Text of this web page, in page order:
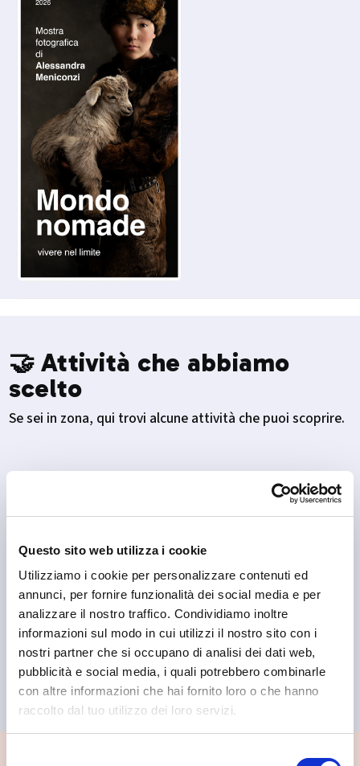
Questo sito web utilizza i cookie
Utilizziamo i cookie per personalizzare contenuti ed
annunci, per fornire funzionalità dei social media e per
analizzare il nostro traffico. Condividiamo inoltre
informazioni sul modo in cui utilizzi il nostro sito con i
nostri partner che si occupano di analisi dei dati web,
pubblicità e social media, i quali potrebbero combinarle
con altre informazioni che hai fornito loro o che hanno
raccolto dal tuo utilizzo dei loro servizi.
🤝 Attività che abbiamo
scelto
Se sei in zona, qui trovi alcune attività che puoi scoprire.
Tirano
Libreria il Mosaico